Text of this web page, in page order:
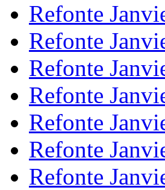
Refonte
Refonte
Refonte
Refonte
Refonte
Refonte
Refonte